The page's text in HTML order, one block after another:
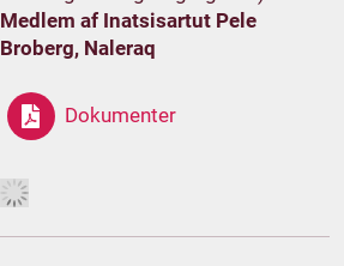
Medlem af Inatsisartut Pele
Broberg, Naleraq
Dokumenter